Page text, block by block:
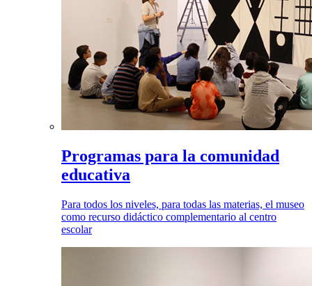
Programas para la comunidad
educativa
Para todos los niveles, para todas las materias, el museo
como recurso didáctico complementario al centro
escolar